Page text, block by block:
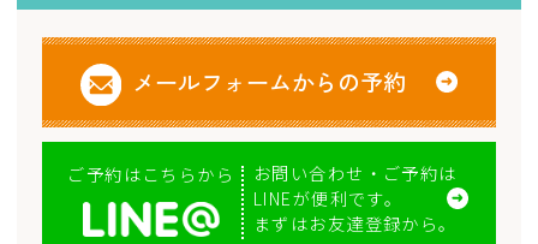
メールフォームからの予約
ご予約はこちらから
お問い合わせ・ご予約は
LINEが便利です。
まずはお友達登録から。